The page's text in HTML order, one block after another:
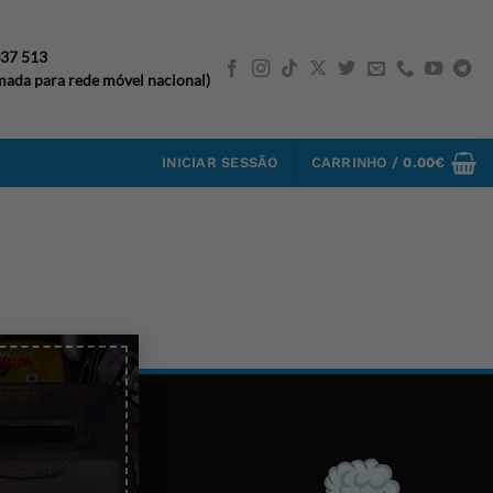
×
513
para rede móvel nacional)
INICIAR SESSÃO CARRINHO /0.00€
CATEGORIAS